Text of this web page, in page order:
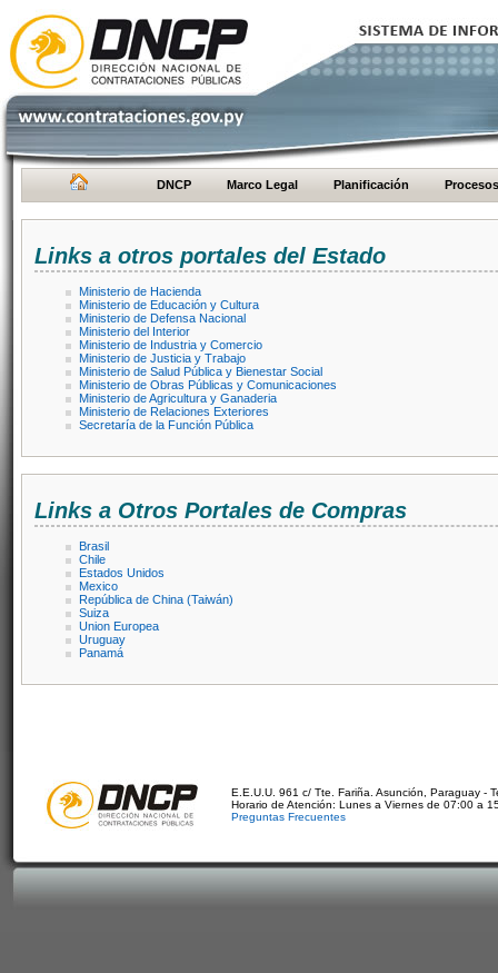
DNCP Marco Legal Planificación Procesos
Links a otros portales del Estado
Ministerio de Hacienda
Ministerio de Educación y Cultura
Ministerio de Defensa Nacional
Ministerio del Interior
Ministerio de Industria y Comercio
Ministerio de Justicia y Trabajo
Ministerio de Salud Pública y Bienestar Social
Ministerio de Obras Públicas y Comunicaciones
Ministerio de Agricultura y Ganaderia
Ministerio de Relaciones Exteriores
Secretaría de la Función Pública
Links a Otros Portales de Compras
Brasil
Chile
Estados Unidos
Mexico
República de China (Taiwán)
Suiza
Union Europea
Uruguay
Panamá
E.E.U.U. 961 c/ Tte. Fariña. Asunción, Paraguay -
Horario de Atención: Lunes a Viernes de 07:00 a
Preguntas Frecuentes